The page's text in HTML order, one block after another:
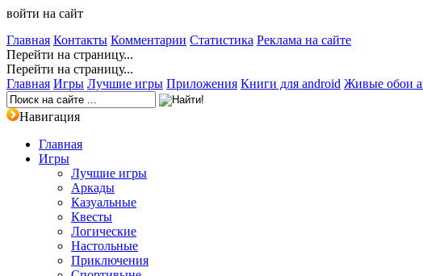
войти на сайт
Главная Контакты Комментарии Статистика Реклама на сайте
Перейти на страницу...
Перейти на страницу...
Главная Игры Лучшие игры Приложения Книги для android Живые обои
Навигация
Главная
Игры
Лучшие игры
Аркады
Казуальные
Квесты
Логические
Настольные
Приключения